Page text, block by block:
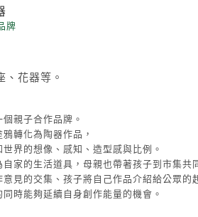
牌
、花器等。
親子合作品牌。
轉化為陶器作品，
界的想像、感知、造型感與比例。
家的生活道具，母親也帶著孩子到市集共
見的交集、孩子將自己作品介紹給公眾的
時能夠延續自身創作能量的機會。